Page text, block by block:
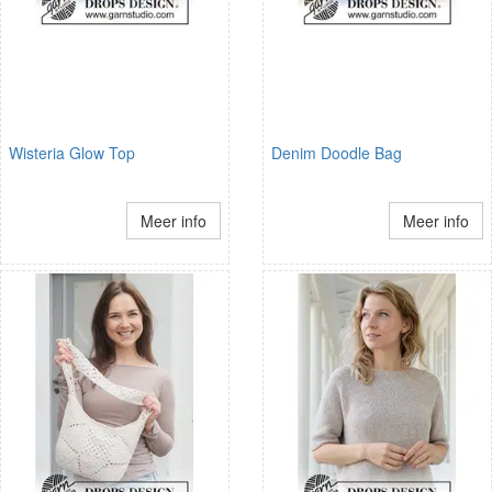
Wisteria Glow Top
Meer info
Denim Doodle Bag
Meer info